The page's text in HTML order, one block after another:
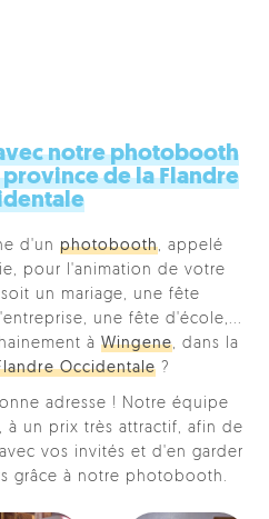
notre photobooth
de la Flandre
d'un photobooth, appelé
pour l'animation de votre
un mariage, une fête
une fête d'école,...
à Wingene, dans la
Occidentale?
adresse ! Notre équipe
à un prix très attractif, afin de
vos invités et d'en garder
grâce à notre photobooth.